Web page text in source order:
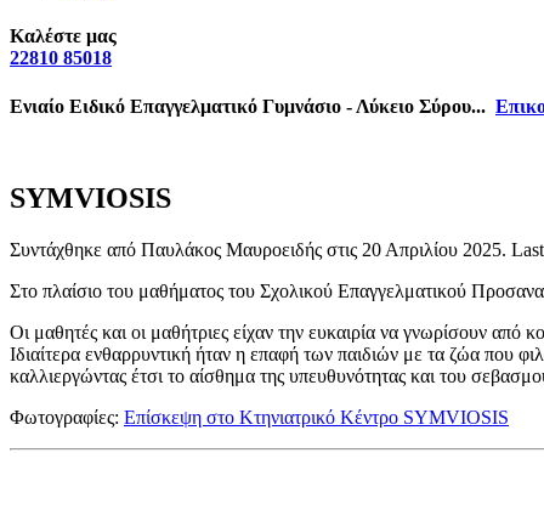
Καλέστε μας
22810 85018
Ενιαίο Ειδικό Επαγγελματικό Γυμνάσιο - Λύκειο Σύρου...
SYMVIOSIS
Συντάχθηκε από Παυλάκος Μαυροειδής στις 20 Απριλίου 2025.
Στο πλαίσιο του μαθήματος του Σχολικού Επαγγελματικού
Οι μαθητές και οι μαθήτριες είχαν την ευκαιρία να γνωρίσουν από
Ιδιαίτερα ενθαρρυντική ήταν η επαφή των παιδιών με τα ζώα που
καλλιεργώντας έτσι το αίσθημα της υπευθυνότητας και του
Φωτογραφίες: Επίσκεψη στο Κτηνιατρικό Κέντρο SYMVIOSIS